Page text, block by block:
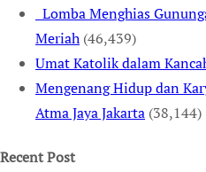
Lomba Menghias
Meriah (46,439)
Umat Katolik dalam
Mengenang Hidup dan
Atma Jaya Jakarta (38,144)
Recent Post